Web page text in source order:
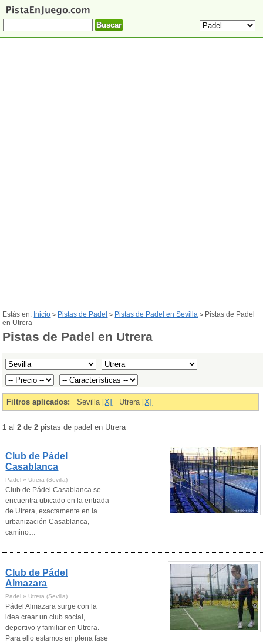
Estás en: Inicio > Pistas de Padel > Pistas de Padel en Sevilla > Pistas de Padel
en Utrera
Pistas de Padel en Utrera
Filtros aplicados: Sevilla [X] Utrera [X]
1 al2 de2 pistas de padel en Utrera
Club de Pádel
Casablanca
Padel » Utrera (Sevilla)
Club de Pádel Casablanca se
encuentra ubicado en la entrada
de Utrera, exactamente en la
urbanización Casablanca,
camino…
Club de Pádel
Almazara
Padel » Utrera (Sevilla)
Pádel Almazara surge con la
idea crear un club social,
deportivo y familiar en Utrera.
Para ello estamos en plena fase